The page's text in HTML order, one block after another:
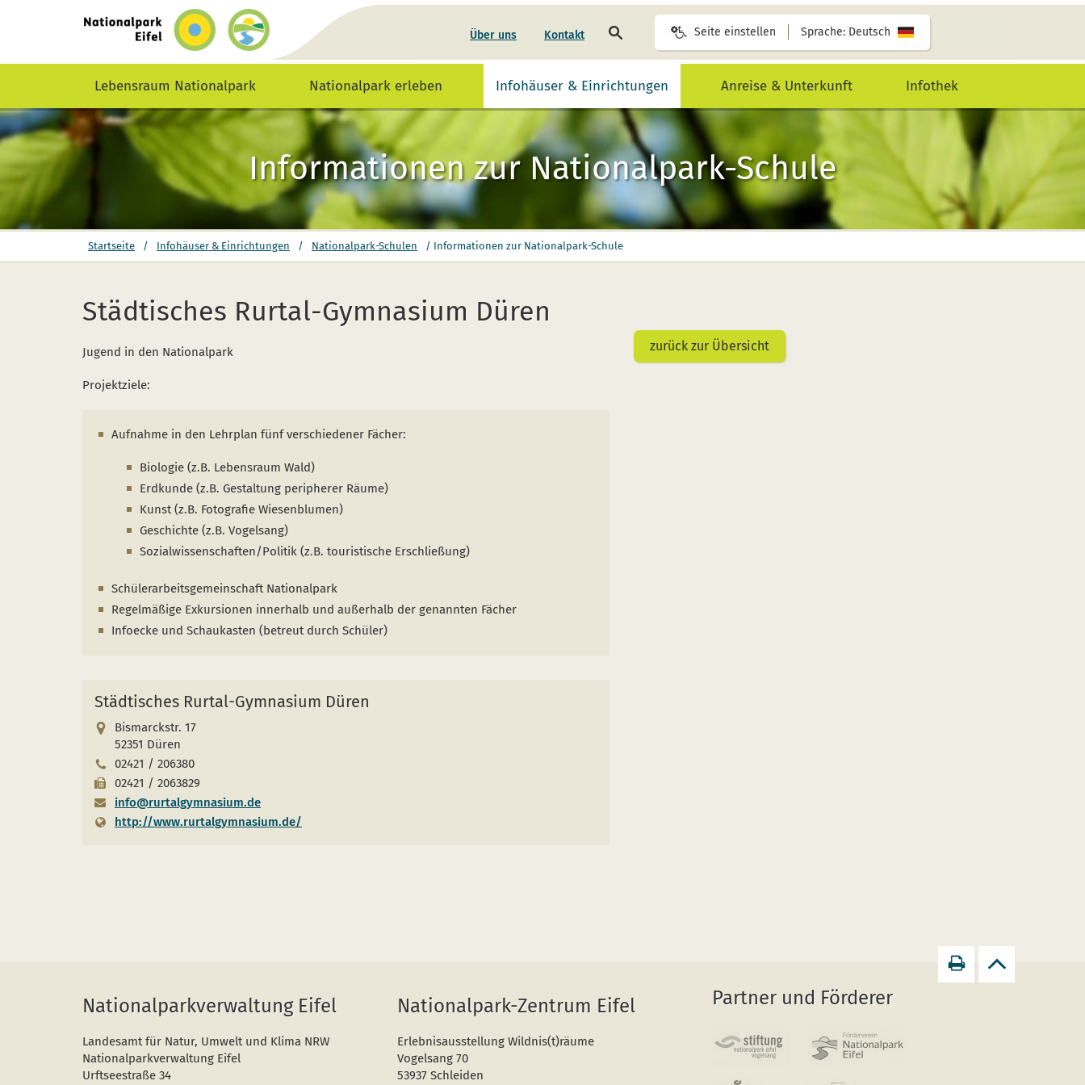
Startseite
Über uns Kontakt
durchsuchen
Seite einstellen Sprache: Deutsch
Lebensraum Nationalpark Nationalpark erleben Infohäuser & Einrichtungen Anreise & Unterkunft Infothek
Informationen zur Nationalpark-Schule
sich
Startseite / Infohäuser & Einrichtungen / Nationalpark-Schulen / Informationen zur Nationalpark-Schule
Städtisches Rurtal-Gymnasium Düren
Jugend in den Nationalpark
Projektziele:
Aufnahme in den Lehrplan fünf verschiedener Fächer:
Biologie (z.B. Lebensraum Wald)
Erdkunde (z.B. Gestaltung peripherer Räume)
Kunst (z.B. Fotografie Wiesenblumen)
Geschichte (z.B. Vogelsang)
Sozialwissenschaften/Politik (z.B. touristische Erschließung)
Schülerarbeitsgemeinschaft Nationalpark
Regelmäßige Exkursionen innerhalb und außerhalb der genannten Fächer
Infoecke und Schaukasten (betreut durch Schüler)
Städtisches Rurtal-Gymnasium Düren
Bismarckstr. 17
52351 Düren
02421 / 206380
02421 / 2063829
info@rurtalgymnasium.de
http://www.rurtalgymnasium.de/
zurück zur Übersicht
Nationalparkverwaltung Eifel
Landesamt für Natur, Umwelt und Klima NRW
Nationalparkverwaltung Eifel
Urftseestraße 34
Nationalpark-Zentrum Eifel
Erlebnisausstellung Wildnis(t)räume
Vogelsang 70
53937 Schleiden
Partner und Förderer